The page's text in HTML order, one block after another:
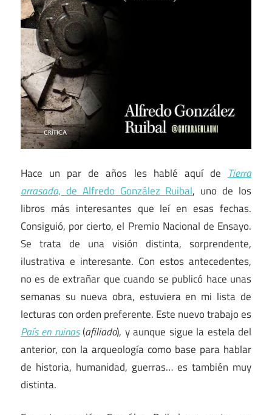
Hace un par de años les hablé aquí de Tierra
arrasada, de Alfredo González Ruibal, uno de los
libros más interesantes que leí en esas fechas.
Consiguió, por cierto, el Premio Nacional de Ensayo.
Se trata de una visión distinta, sorprendente,
ilustrativa e interesante. Con estos antecedentes,
no es de extrañar que cuando se publicó hace unas
semanas su nueva obra, estuviera en mi lista de
lecturas con orden preferente. Este nuevo trabajo es
País en ruinas(afiliado), y aunque sigue la estela del
anterior, con la arqueología como base para hablar
de historia, humanidad, guerras… es también muy
distinta.